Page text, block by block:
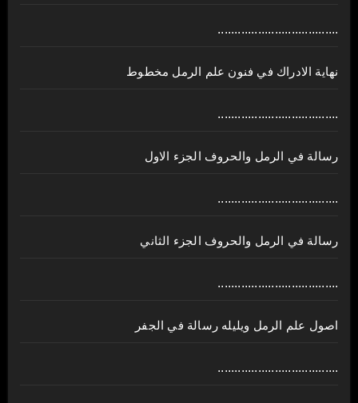
....................................
نهاية الادراك في فنون علم الرمل مخطوط
....................................
رسالة في الرمل والحروف الجزء الاول
....................................
رسالة في الرمل والحروف الجزء الثاني
....................................
اصول علم الرمل ويليله رسالة في الجفر
....................................